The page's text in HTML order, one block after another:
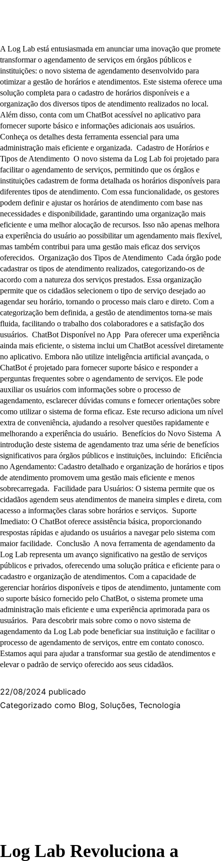
A Log Lab está entusiasmada em anunciar uma inovação que promete
transformar o agendamento de serviços em órgãos públicos e
instituições: o novo sistema de agendamento desenvolvido para
otimizar a gestão de horários e atendimentos. Este sistema oferece uma
solução completa para o cadastro de horários disponíveis e a
organização dos diversos tipos de atendimento realizados no local.
Além disso, conta com um ChatBot acessível no aplicativo para
fornecer suporte básico e informações adicionais aos usuários.
Conheça os detalhes desta ferramenta essencial para uma
administração mais eficiente e organizada. Cadastro de Horários e
Tipos de Atendimento O novo sistema da Log Lab foi projetado para
facilitar o agendamento de serviços, permitindo que os órgãos e
instituições cadastrem de forma detalhada os horários disponíveis para
diferentes tipos de atendimento. Com essa funcionalidade, os gestores
podem definir e ajustar os horários de atendimento com base nas
necessidades e disponibilidade, garantindo uma organização mais
eficiente e uma melhor alocação de recursos. Isso não apenas melhora
a experiência do usuário ao possibilitar um agendamento mais flexível,
mas também contribui para uma gestão mais eficaz dos serviços
oferecidos. Organização dos Tipos de Atendimento Cada órgão pode
cadastrar os tipos de atendimento realizados, categorizando-os de
acordo com a natureza dos serviços prestados. Essa organização
permite que os cidadãos selecionem o tipo de serviço desejado ao
agendar seu horário, tornando o processo mais claro e direto. Com a
categorização bem definida, a gestão de atendimentos torna-se mais
fluida, facilitando o trabalho dos colaboradores e a satisfação dos
usuários. ChatBot Disponível no App Para oferecer uma experiência
ainda mais eficiente, o sistema inclui um ChatBot acessível diretamente
no aplicativo. Embora não utilize inteligência artificial avançada, o
ChatBot é projetado para fornecer suporte básico e responder a
perguntas frequentes sobre o agendamento de serviços. Ele pode
auxiliar os usuários com informações sobre o processo de
agendamento, esclarecer dúvidas comuns e fornecer orientações sobre
como utilizar o sistema de forma eficaz. Este recurso adiciona um nível
extra de conveniência, ajudando a resolver questões rapidamente e
melhorando a experiência do usuário. Benefícios do Novo Sistema A
introdução deste sistema de agendamento traz uma série de benefícios
significativos para órgãos públicos e instituições, incluindo: Eficiência
no Agendamento: Cadastro detalhado e organização de horários e tipos
de atendimento promovem uma gestão mais eficiente e menos
sobrecarregada. Facilidade para Usuários: O sistema permite que os
cidadãos agendem seus atendimentos de maneira simples e direta, com
acesso a informações claras sobre horários e serviços. Suporte
Imediato: O ChatBot oferece assistência básica, proporcionando
respostas rápidas e ajudando os usuários a navegar pelo sistema com
maior facilidade. Conclusão A nova ferramenta de agendamento da
Log Lab representa um avanço significativo na gestão de serviços
públicos e privados, oferecendo uma solução prática e eficiente para o
cadastro e organização de atendimentos. Com a capacidade de
gerenciar horários disponíveis e tipos de atendimento, juntamente com
o suporte básico fornecido pelo ChatBot, o sistema promete uma
administração mais eficiente e uma experiência aprimorada para os
usuários. Para descobrir mais sobre como o novo sistema de
agendamento da Log Lab pode beneficiar sua instituição e facilitar o
processo de agendamento de serviços, entre em contato conosco.
Estamos aqui para ajudar a transformar sua gestão de atendimentos e
elevar o padrão de serviço oferecido aos seus cidadãos.
22/08/2024 publicado
Categorizado como Blog, Soluções, Tecnologia
Log Lab Revoluciona a